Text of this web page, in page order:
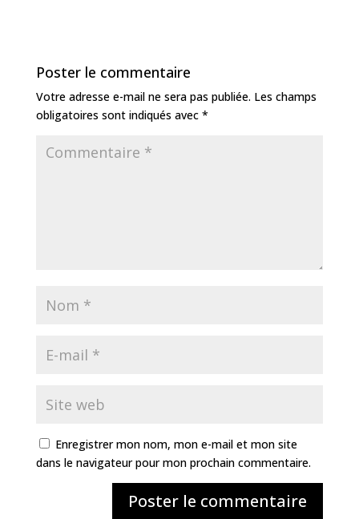
b
o
o
k
n
g
e
r
g
e st n r
Poster le commentaire
Votre adresse e-mail ne sera pas publiée. Les champs
obligatoires sont indiqués avec *
Enregistrer mon nom, mon e-mail et mon site
dans le navigateur pour mon prochain commentaire.